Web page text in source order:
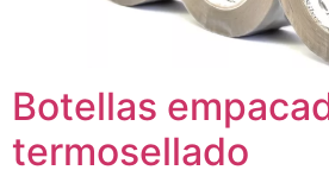
Botellas
termosellado